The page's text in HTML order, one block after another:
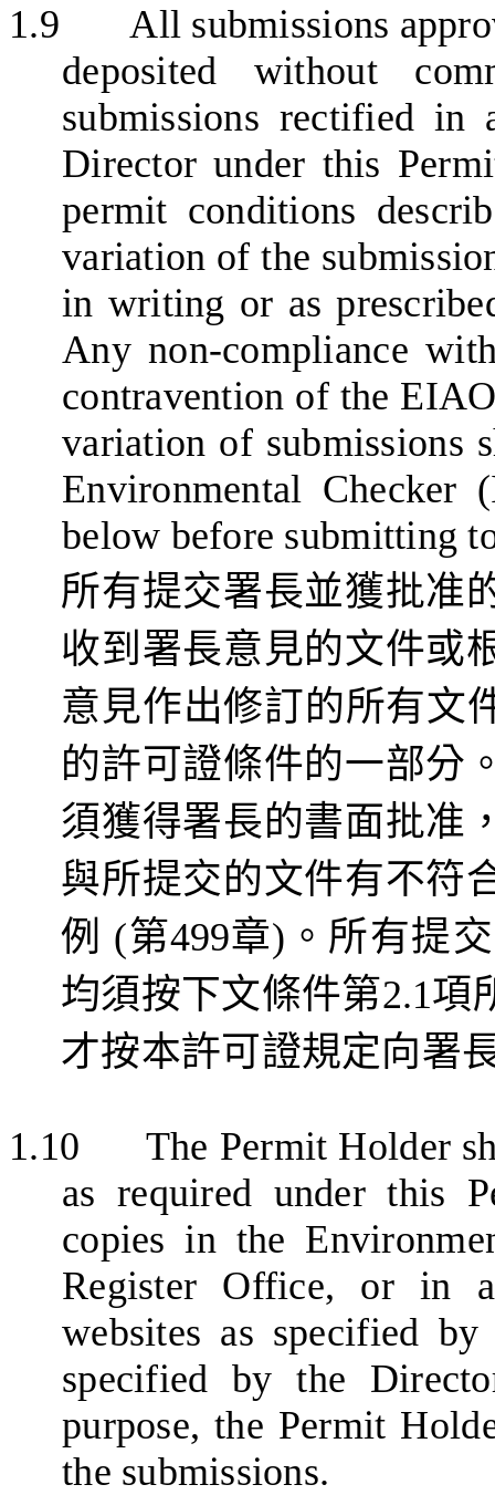
1.9 All submissions
deposited without
submissions rectified in
Director under this
permit conditions
variation of the
in writing or as
Any non-compliance
contravention of the
variation of submissions
Environmental
below before submitting
所有提交署長並獲批准
收到署長意見的文件或
意見作出修訂的所有文
的許可證條件的一部分
須獲得署長的書面批准
與所提交的文件有不符
例 (第499章) 。所有提
均須按下文條件第2.1項
才按本許可證規定向署
1.10
The Permit Holder
as required under this
copies in the
Register Office, or in
websites as specified
specified by the
purpose, the Permit
the submissions.